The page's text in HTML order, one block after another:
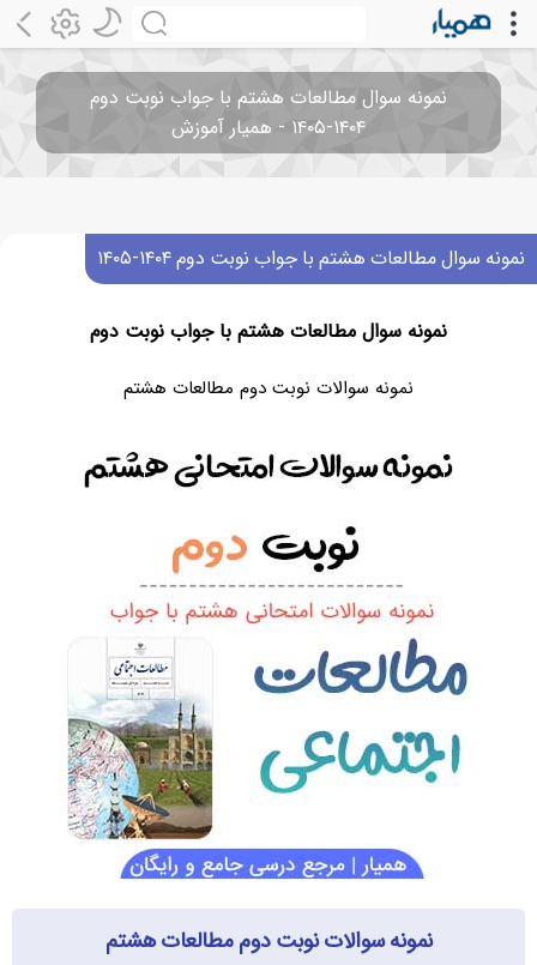
نمونه سوال مطالعات هشتم با جواب نوبت دوم
۱۴۰۴-۱۴۰۵ - همیار آموزش
نمونه سوال مطالعات هشتم با جواب نوبت دوم ۱۴۰۴-۱۴۰۵
نمونه سوال مطالعات هشتم با جواب نوبت دوم
نمونه سوالات نوبت دوم مطالعات هشتم
نمونه سوالات نوبت دوم مطالعات هشتم